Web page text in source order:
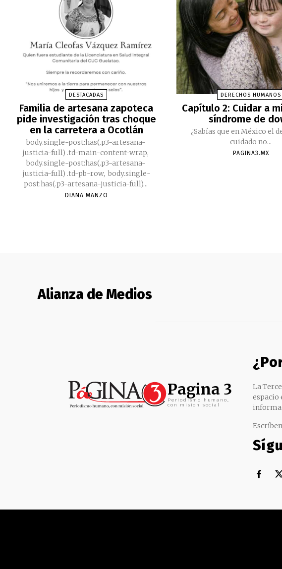
DESTACADAS
Familia de artesana zapoteca
pide investigación tras choque
en la carretera a Ocotlán
body.single-post:has(.p3-artesana-
justicia-full) .td-main-content-wrap,
body.single-post:has(.p3-artesana-
justicia-full) .td-pb-row, body.single-
post:has(.p3-artesana-justicia-full)...
DIANA MANZO
DERECHOS HUMANOS
Capítulo 2: Cuidar a
síndrome de
¿Sabías que en México el
cuidado no...
PAGINA3.MX
Alianza de Medios
Pagina 3
Periodismo humano,
con mision social
La
espacio